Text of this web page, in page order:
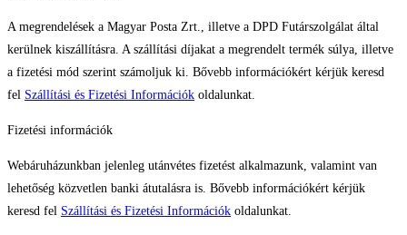
A megrendelések a Magyar Posta Zrt., illetve a DPD Futárszolgálat által
kerülnek kiszállításra. A szállítási díjakat a megrendelt termék súlya, illetve
a fizetési mód szerint számoljuk ki. Bővebb információkért kérjük keresd
fel Szállítási és Fizetési Információk oldalunkat.
Fizetési információk
Webáruházunkban jelenleg utánvétes fizetést alkalmazunk, valamint van
lehetőség közvetlen banki átutalásra is. Bővebb információkért kérjük
keresd fel Szállítási és Fizetési Információk oldalunkat.